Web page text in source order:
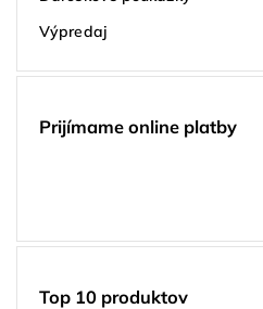
Výpredaj
Prijímame online platby
Top 10 produktov